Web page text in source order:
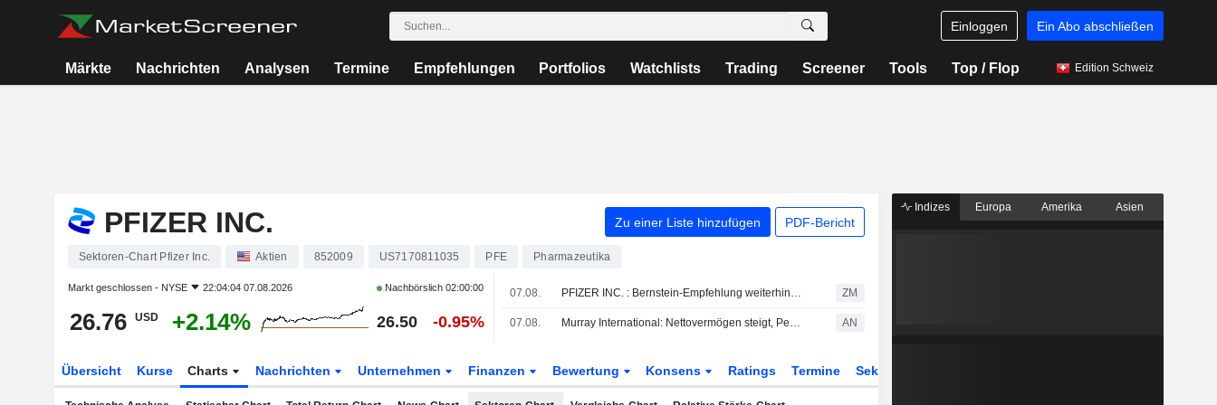
Einloggen Ein Abo abschließen
Märkte Nachrichten Analysen Termine Empfehlungen Portfolios Watchlists Trading Screener Tools Top / Flop Edition Schweiz
PFIZER INC. Zu einer Liste hinzufügen PDF-Bericht
Sektoren-Chart Pfizer Inc. Aktien 852009 US7170811035 PFE Pharmazeutika
Markt geschlossen - NYSE 22:04:04 07.08.2026 Nachbörslich02:00:00
26.76 USD +2.14% 26.50 -0.95%
07.08. PFIZER INC. : Bernstein-Empfehlung weiterhin neutral ZM
07.08. Murray International: Nettovermögen steigt, Performance bleibt aber hinter Benchmark zurück AN
Übersicht Kurse Charts Nachrichten Unternehmen Finanzen Bewertung Konsens Ratings Termine Sektor
Indizes Europa Amerika Asien